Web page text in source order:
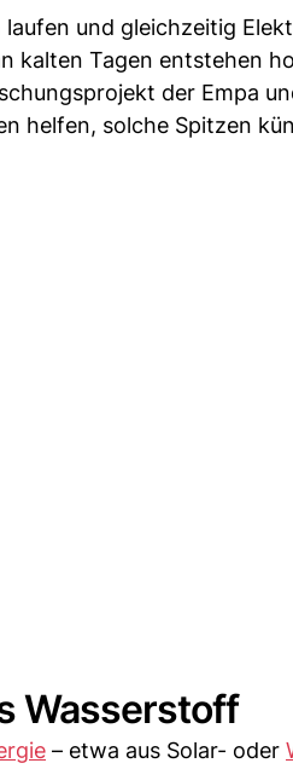
und gleichzeitig
kalten Tagen entstehen
der Empa
helfen, solche Spitzen
Wasserstoff
– etwa aus Solar- oder